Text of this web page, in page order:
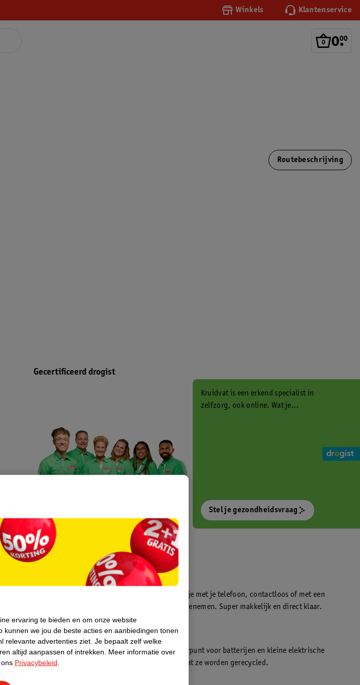
Winkels Klantenservice
0.
00
Routebeschrijving
Gecertificeerd drogist
Kruidvat is een erkend specialist in
zelfzorg, ook online. Wat je
Stel je gezondheidsvraag
Kruidvat fotokiosk
In de winkel vind je een fotokiosk waarmee je met je telefoon, contactloos of met een
geheugenkaartje, jouw foto’s direct kan meenemen. Super makkelijk en direct klaar.
WeCycle inleverpunt
In deze Kruidvat vind je een WeCycle inleverpunt voor batterijen en kleine elektrische
apparaten. Deze kan je gratis inleveren zodat ze worden gerecycled.
ervaring te bieden en om onze website
kunnen we jou de beste acties en aanbiedingen tonen
relevante advertenties ziet. Je bepaalt zelf welke
altijd aanpassen of intrekken.
Meer informatie over
Privacybeleid